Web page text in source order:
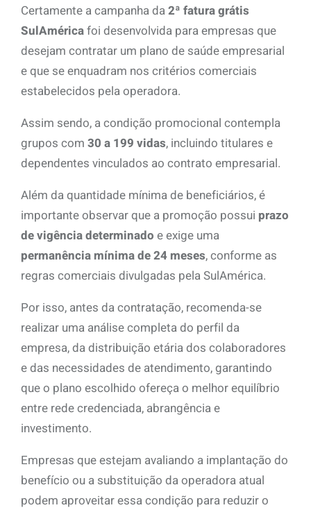
Certamente a campanha da2ª fatura grátis
SulAméricafoi desenvolvida para empresas que
desejam contratar um plano de saúde empresarial
e que se enquadram nos critérios comerciais
estabelecidos pela operadora.
Assim sendo, a condição promocional contempla
grupos com 30 a 199 vidas, incluindo titulares e
dependentes vinculados ao contrato empresarial.
Além da quantidade mínima de beneficiários, é
importante observar que a promoção possui prazo
de vigência determinado e exige uma
permanência mínima de 24 meses, conforme as
regras comerciais divulgadas pela SulAmérica.
Por isso, antes da contratação, recomenda-se
realizar uma análise completa do perfil da
empresa, da distribuição etária dos colaboradores
e das necessidades de atendimento, garantindo
que o plano escolhido ofereça o melhor equilíbrio
entre rede credenciada, abrangência e
investimento.
Empresas que estejam avaliando a implantação do
benefício ou a substituição da operadora atual
podem aproveitar essa condição para reduzir o